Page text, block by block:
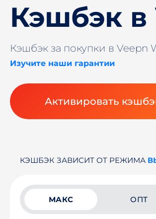
Кэшбэк в
Кэшбэк за покупки в Veepn
Изучите наши гарантии
Активировать
КЭШБЭК ЗАВИСИТ ОТ РЕЖИМА
МАКС ОПТ